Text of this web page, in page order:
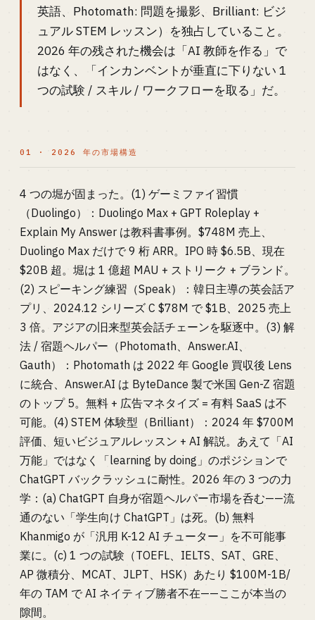
英語、Photomath: 問題を撮影、Brilliant: ビジ
ュアル STEM レッスン）を独占していること。
2026 年の残された機会は「AI 教師を作る」で
はなく、「インカンベントが垂直に下りない 1
つの試験 / スキル / ワークフローを取る」だ。
01 · 2026 年の市場構造
4 つの堀が固まった。(1) ゲーミファイ習慣
（Duolingo）：Duolingo Max + GPT Roleplay +
Explain My Answer は教科書事例。$748M 売上、
Duolingo Max だけで 9 桁 ARR。IPO 時 $6.5B、現在
$20B 超。堀は 1 億超 MAU + ストリーク + ブランド。
(2) スピーキング練習（Speak）：韓日主導の英会話ア
プリ、2024.12 シリーズ C $78M で $1B、2025 売上
3 倍。アジアの旧来型英会話チェーンを駆逐中。(3) 解
法 / 宿題ヘルパー（Photomath、Answer.AI、
Gauth）：Photomath は 2022 年 Google 買収後 Lens
に統合、Answer.AI は ByteDance 製で米国 Gen-Z 宿題
のトップ 5。無料 + 広告マネタイズ = 有料 SaaS は不
可能。(4) STEM 体験型（Brilliant）：2024 年 $700M
評価、短いビジュアルレッスン + AI 解説。あえて「AI
万能」ではなく「learning by doing」のポジションで
ChatGPT バックラッシュに耐性。2026 年の 3 つの力
学：(a) ChatGPT 自身が宿題ヘルパー市場を呑む——流
通のない「学生向け ChatGPT」は死。(b) 無料
Khanmigo が「汎用 K-12 AI チューター」を不可能事
業に。(c) 1 つの試験（TOEFL、IELTS、SAT、GRE、
AP 微積分、MCAT、JLPT、HSK）あたり $100M-1B/
年の TAM で AI ネイティブ勝者不在——ここが本当の
隙間。